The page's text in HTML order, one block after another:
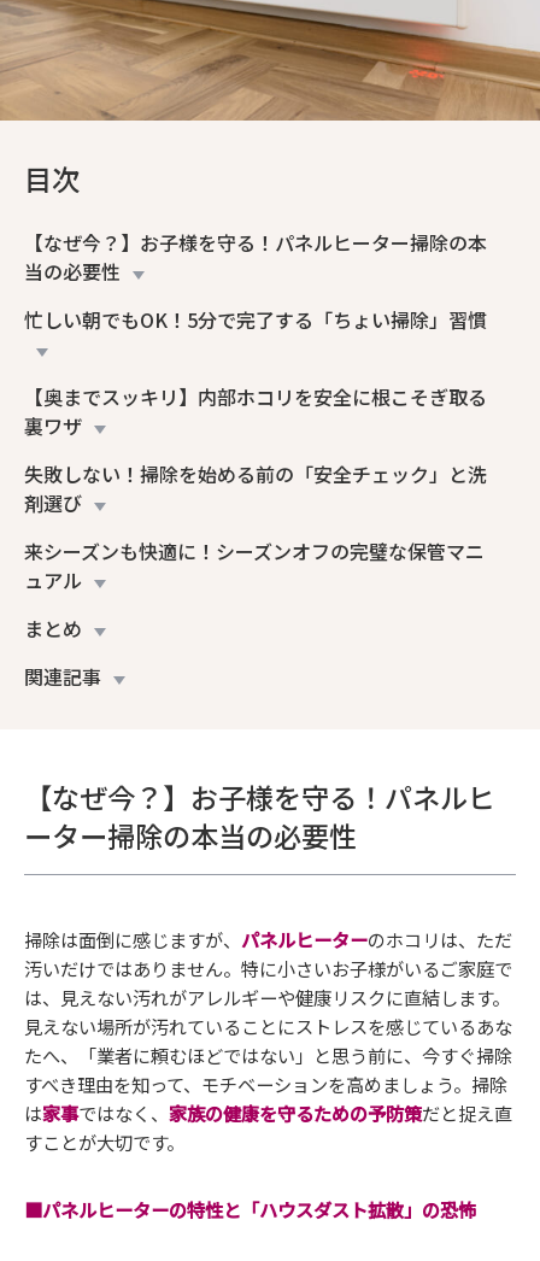
目次
【なぜ今？】お子様を守る！パネルヒーター掃除の本
当の必要性
忙しい朝でもOK！5分で完了する「ちょい掃除」習慣
【奥までスッキリ】内部ホコリを安全に根こそぎ取る
裏ワザ
失敗しない！掃除を始める前の「安全チェック」と洗
剤選び
来シーズンも快適に！シーズンオフの完璧な保管マニ
ュアル
まとめ
関連記事
【なぜ今？】お子様を守る！パネルヒ
ーター掃除の本当の必要性
掃除は面倒に感じますが、 パネルヒーターのホコリは、ただ
汚いだけではありません。特に小さいお子様がいるご家庭で
は、見えない汚れがアレルギーや健康リスクに直結します。
見えない場所が汚れていることにストレスを感じているあな
たへ、「業者に頼むほどではない」と思う前に、今すぐ掃除
すべき理由を知って、モチベーションを高めましょう。掃除
は家事ではなく、 家族の健康を守るための予防策だと捉え直
すことが大切です。
■パネルヒーターの特性と「ハウスダスト拡散」の恐怖